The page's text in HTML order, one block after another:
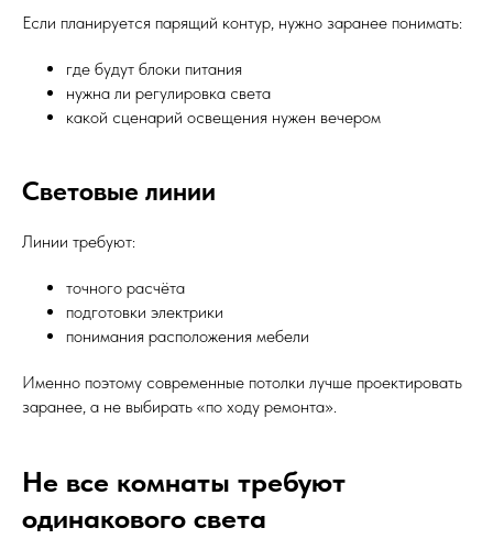
Если планируется парящий контур, нужно заранее понимать:
где будут блоки питания
нужна ли регулировка света
какой сценарий освещения нужен вечером
Световые линии
Линии требуют:
точного расчёта
подготовки электрики
понимания расположения мебели
Именно поэтому современные потолки лучше проектировать
заранее, а не выбирать «по ходу ремонта».
Не все комнаты требуют
одинакового света